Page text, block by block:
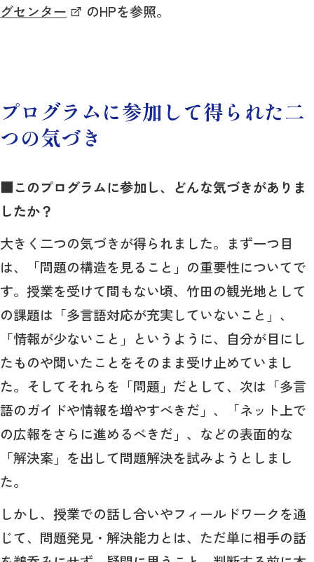
グセンター
のHPを参照。
プログラムに参加して得られた二
つの気づき
■このプログラムに参加し、どんな気づきがありま
したか？
大きく二つの気づきが得られました。まず一つ目
は、「問題の構造を見ること」の重要性についてで
す。授業を受けて間もない頃、竹田の観光地として
の課題は「多言語対応が充実していないこと」、
「情報が少ないこと」というように、自分が目にし
たものや聞いたことをそのまま受け止めていまし
た。そしてそれらを「問題」だとして、次は「多言
語のガイドや情報を増やすべきだ」、「ネット上で
の広報をさらに進めるべきだ」、などの表面的な
「解決案」を出して問題解決を試みようとしまし
た。
しかし、授業での話し合いやフィールドワークを通
じて、問題発見・解決能力とは、ただ単に相手の話